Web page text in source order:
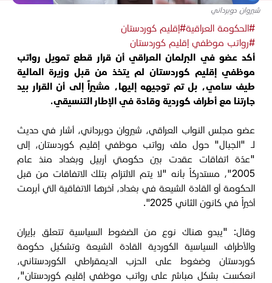
شيروان دوبرداني
#الحكومة العراقية#إقليم كوردستان
#رواتب موظفي إقليم كوردستان
أكد عضو في البرلمان العراقي أن قرار قطع تمويل رواتب
موظفي إقليم كوردستان لم يتخذ من قبل وزيرة المالية
طيف سامي، بل تم توجيهه إليها، مشيراً إلى أن القرار بيد
جارتنا مع أطراف كوردية وقادة في الإطار التنسيقي.
عضو مجلس النواب العراقي، شيروان دوبرداني، أشار في حديث
لـ "الجبال" حول ملف رواتب موظفي إقليم كوردستان، إلى
"عدّة اتفاقات عقدت بين حكومتي أربيل وبغداد منذ عام
2005"، مستدركاً بأنه "لا يتم الالتزام بتلك الاتفاقات من قبل
الحكومة أو القادة الشيعة في بغداد، آخرها الاتفاقية التي أبرمت
أخيراً في كانون الثاني 2025".
وقال: "يبدو هناك نوع من الضغوط السياسية تتعلق بإيران
والأطراف السياسية الكوردية القادة الشيعة وتشكيل حكومة
كوردستان وضغوط على الحزب الديمقراطي الكوردستاني،
انعكست بشكل مباشر على رواتب موظفي إقليم كوردستان"،